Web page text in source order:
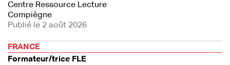
Centre Ressource Lecture
Compiègne
Publié le 2 août 2026
FRANCE
Formateur/trice FLE